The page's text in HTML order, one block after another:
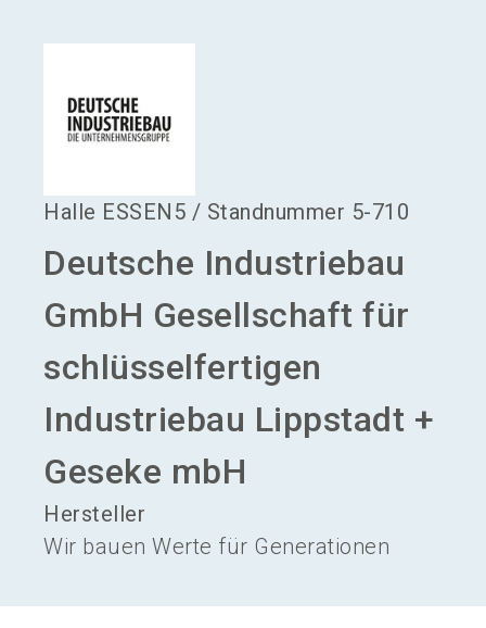
Halle ESSEN5 / Standnummer 5-710
Deutsche Industriebau
GmbH Gesellschaft für
schlüsselfertigen
Industriebau Lippstadt +
Geseke mbH
Hersteller
Wir bauen Werte für Generationen